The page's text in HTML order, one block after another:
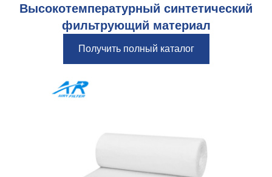
Высокотемпературный синтетический
фильтрующий материал
Получить полный каталог